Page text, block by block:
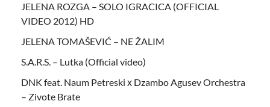
JELENA ROZGA – SOLO IGRACICA (OFFICIAL
VIDEO 2012) HD
JELENA TOMAŠEVIĆ – NE ŽALIM
S.A.R.S. – Lutka (Official video)
DNK feat. Naum Petreski х Dzambo Agusev Orchestra
– Zivote Brate